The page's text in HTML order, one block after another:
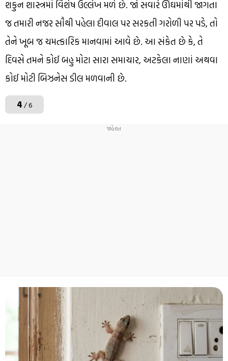
શકુન શાસ્ત્રમાં વિશેષ ઉલ્લેખ મળે છે. જો સવારે ઊંઘમાંથી જાગતા
જ તમારી નજર સૌથી પહેલા દીવાલ પર સરકતી ગરોળી પર પડે, તો
તેને ખૂબ જ ચમત્કારિક માનવામાં આવે છે. આ સંકેત છે કે, તે
દિવસે તમને કોઈ બહુ મોટા સારા સમાચાર, અટકેલા નાણાં અથવા
કોઈ મોટી બિઝનેસ ડીલ મળવાની છે.
4/ 6